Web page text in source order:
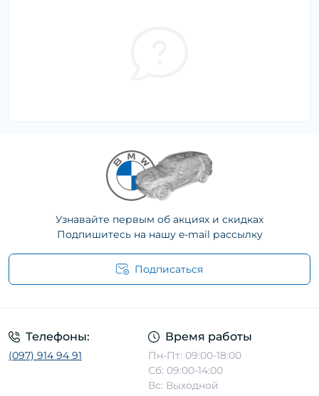
Узнавайте первым об акциях и скидках
Подпишитесь на нашу e-mail рассылку
Подписаться
Телефоны:
(097) 914 94 91
Время работы
Пн-Пт: 09:00-18:00
Сб: 09:00-14:00
Вс: Выходной